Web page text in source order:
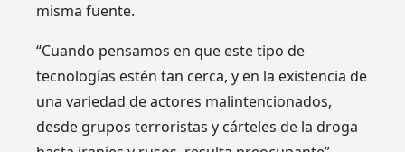
misma fuente.
“Cuando pensamos en que este tipo de
tecnologías estén tan cerca, y en la existencia de
una variedad de actores malintencionados,
desde grupos terroristas y cárteles de la droga